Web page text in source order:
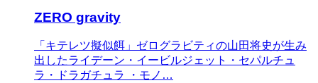
ZERO gravity
「キテレツ擬似餌」ゼログラビティの山田将史が生み
出したライデーン・イービルジェット・セパルチュ
ラ・ドラガチュラ ・モノ…